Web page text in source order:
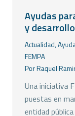
Ayudas
y
Actualidad,
FEMPA
PorRaquel
Una iniciativa
puestas en
entidad